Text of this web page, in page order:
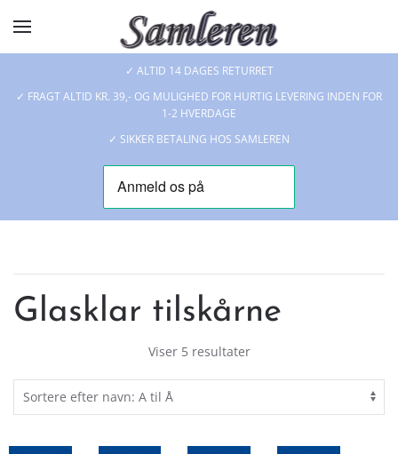
Skip to main content
✓ ALTID 14 DAGES RETURRET
✓ FRAGT ALTID KR. 39,- OG MULIGHED FOR HURTIG LEVERING INDEN FOR
1-2 HVERDAGE
✓ SIKKER BETALING HOS SAMLEREN
Glasklar tilskårne
Viser 5 resultater